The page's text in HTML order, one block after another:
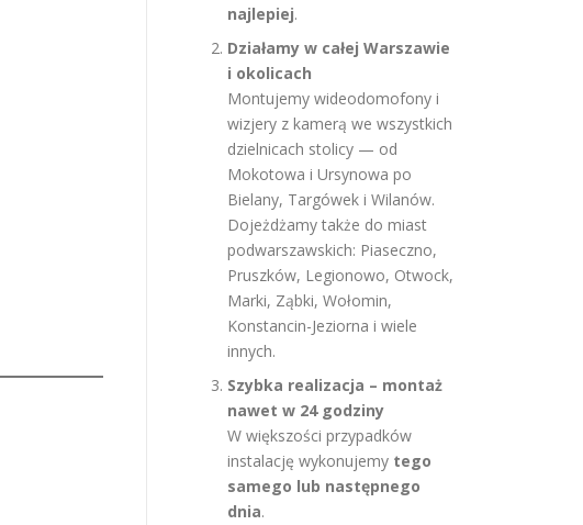
najlepiej.
Działamy w całej Warszawie
i okolicach
Montujemy wideodomofony i
wizjery z kamerą we wszystkich
dzielnicach stolicy — od
Mokotowa i Ursynowa po
Bielany, Targówek i Wilanów.
Dojeżdżamy także do miast
podwarszawskich: Piaseczno,
Pruszków, Legionowo, Otwock,
Marki, Ząbki, Wołomin,
Konstancin-Jeziorna i wiele
innych.
Szybka realizacja – montaż
nawet w 24 godziny
W większości przypadków
instalację wykonujemy tego
samego lub następnego
dnia.